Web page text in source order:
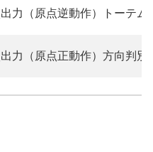
力（原点逆動作）トーテ
力（原点正動作）方向判